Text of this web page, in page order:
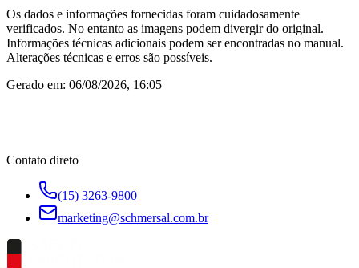
Os dados e informações fornecidas foram cuidadosamente
verificados. No entanto as imagens podem divergir do original.
Informações técnicas adicionais podem ser encontradas no manual.
Alterações técnicas e erros são possíveis.
Gerado em: 06/08/2026, 16:05
Contato direto
(15) 3263-9800
marketing@schmersal.com.br